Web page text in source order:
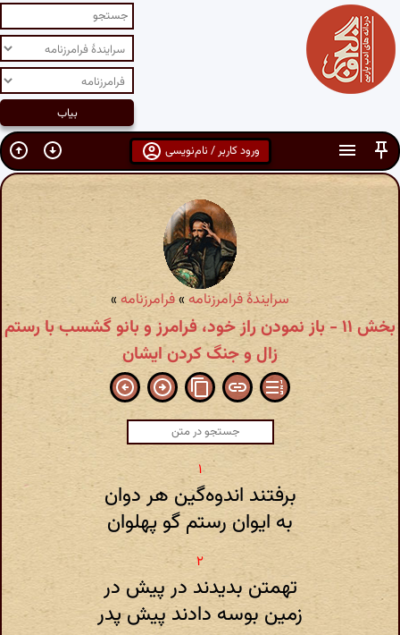
ورود کاربر / نام‌نویسی
سرایندهٔ فرامرزنامه»فرامرزنامه»
بخش ۱۱ - باز نمودن راز خود، فرامرز و بانو گشسب با رستم
زال و جنگ کردن ایشان
برفتند اندوه‌گین هر دوان
به ایوان رستم گو پهلوان
تهمتن بدیدند در پیش در
زمین بوسه دادند پیش پدر